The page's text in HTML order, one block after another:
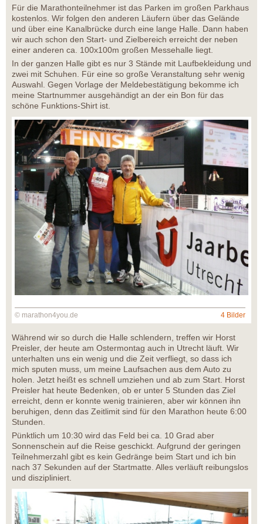
Für die Marathonteilnehmer ist das Parken im großen Parkhaus
kostenlos. Wir folgen den anderen Läufern über das Gelände
und über eine Kanalbrücke durch eine lange Halle. Dann haben
wir auch schon den Start- und Zielbereich erreicht der neben
einer anderen ca. 100x100m großen Messehalle liegt.
In der ganzen Halle gibt es nur 3 Stände mit Laufbekleidung und
zwei mit Schuhen. Für eine so große Veranstaltung sehr wenig
Auswahl. Gegen Vorlage der Meldebestätigung bekomme ich
meine Startnummer ausgehändigt an der ein Bon für das
schöne Funktions-Shirt ist.
© marathon4you.de 4 Bilder
Während wir so durch die Halle schlendern, treffen wir Horst
Preisler, der heute am Ostermontag auch in Utrecht läuft. Wir
unterhalten uns ein wenig und die Zeit verfliegt, so dass ich
mich sputen muss, um meine Laufsachen aus dem Auto zu
holen. Jetzt heißt es schnell umziehen und ab zum Start. Horst
Preisler hat heute Bedenken, ob er unter 5 Stunden das Ziel
erreicht, denn er konnte wenig trainieren, aber wir können ihn
beruhigen, denn das Zeitlimit sind für den Marathon heute 6:00
Stunden.
Pünktlich um 10:30 wird das Feld bei ca. 10 Grad aber
Sonnenschein auf die Reise geschickt. Aufgrund der geringen
Teilnehmerzahl gibt es kein Gedränge beim Start und ich bin
nach 37 Sekunden auf der Startmatte. Alles verläuft reibungslos
und diszipliniert.